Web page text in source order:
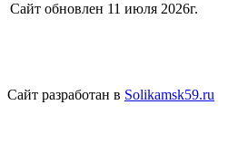
Сайт обновлен 11 июля 2026г.
Сайт разработан в Solikamsk59.ru